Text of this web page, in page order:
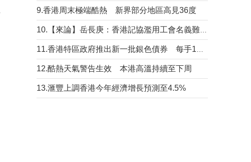
9.香港周末極端酷熱 新界部分地區高見36度
12.酷熱天氣警告生效 本港高溫持續至下周
13.滙豐上調香港今年經濟增長預測至4.5%